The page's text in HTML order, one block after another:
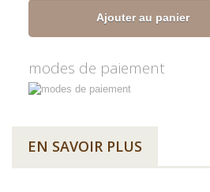
Ajouter au panier
modes de paiement
EN SAVOIR PLUS